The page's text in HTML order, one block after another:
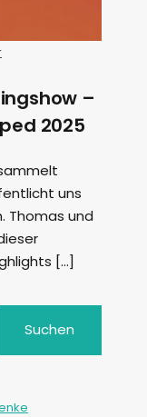
–
2025
uns
Thomas und
[…]
Suchen